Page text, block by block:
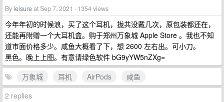
By leisureat Sep 7, 2021 · 1354 views
今年年初的时候浪，买了这个耳机，拢共没戴几次，原包装都还在，
还能再附赠一个大耳机盒。购于郑州万象城 Apple Store 。我也不知
道市面价格多少。咸鱼大概看了下，想 2600 左右出。可小刀。
黑色。晚上上图。有意请绿色软件 bG9yYW5nZXg=
万象城
耳机 AirPods
咸鱼
2 replies